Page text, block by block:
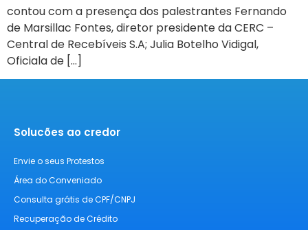
contou com a presença dos palestrantes Fernando
de Marsillac Fontes, diretor presidente da CERC –
Central de Recebíveis S.A; Julia Botelho Vidigal,
Oficiala de […]
Solucões ao credor
Envie o seus Protestos
Área do Conveniado
Consulta grátis de CPF/CNPJ
Recuperação de Crédito